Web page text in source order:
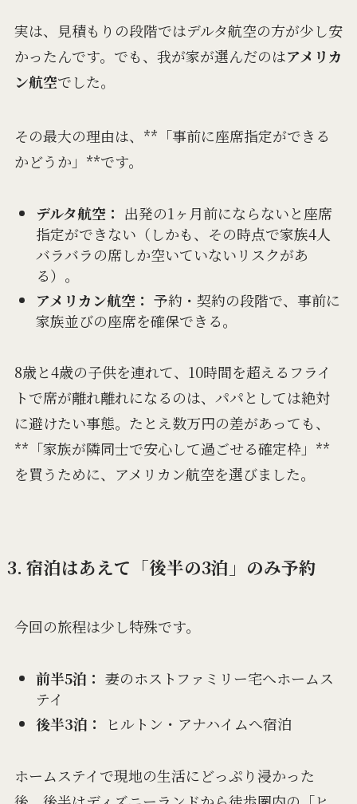
実は、見積もりの段階ではデルタ航空の方が少し安
かったんです。でも、我が家が選んだのはアメリカ
ン航空でした。
その最大の理由は、**「事前に座席指定ができる
かどうか」**です。
デルタ航空： 出発の1ヶ月前にならないと座席
指定ができない（しかも、その時点で家族4人
バラバラの席しか空いていないリスクがあ
る）。
アメリカン航空： 予約・契約の段階で、事前に
家族並びの座席を確保できる。
8歳と4歳の子供を連れて、10時間を超えるフライ
トで席が離れ離れになるのは、パパとしては絶対
に避けたい事態。たとえ数万円の差があっても、
**「家族が隣同士で安心して過ごせる確定枠」**
を買うために、アメリカン航空を選びました。
3. 宿泊はあえて「後半の3泊」のみ予約
今回の旅程は少し特殊です。
前半5泊： 妻のホストファミリー宅へホームス
テイ
後半3泊：
ヒルトン・アナハイムへ宿泊
ホームステイで現地の生活にどっぷり浸かった